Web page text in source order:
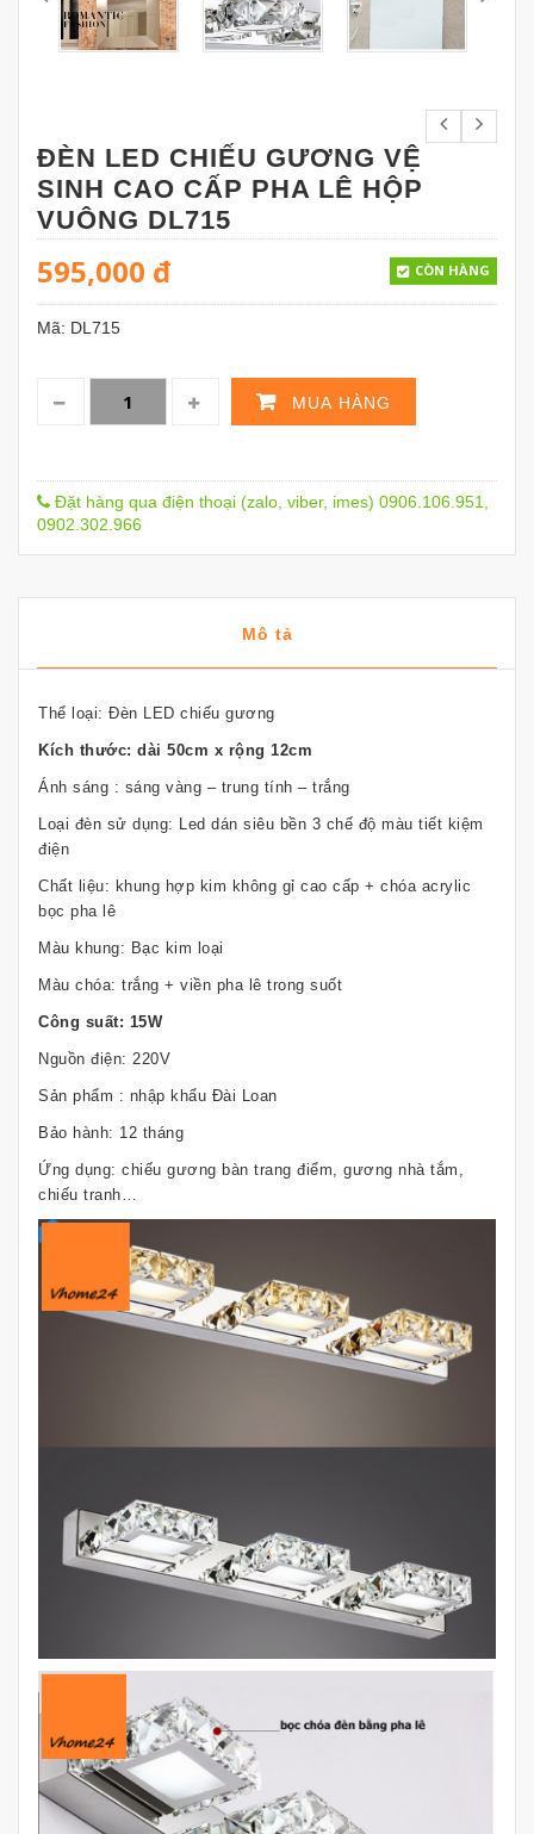
ĐÈN LED CHIẾU GƯƠNG VỆ
SINH CAO CẤP PHA LÊ HỘP
VUÔNG DL715
595,000 đ CÒN HÀNG
Mã: DL715
MUA HÀNG
Đặt hàng qua điện thoại (zalo, viber, imes) 0906.106.951,
0902.302.966
Mô tả
Thể loại: Đèn LED chiếu gương
Kích thước: dài 50cm x rộng 12cm
Ánh sáng : sáng vàng – trung tính – trắng
Loại đèn sử dụng: Led dán siêu bền 3 chế độ màu tiết kiệm
điện
Chất liệu: khung hợp kim không gỉ cao cấp + chóa acrylic
bọc pha lê
Màu khung: Bạc kim loại
Màu chóa: trắng + viền pha lê trong suốt
Công suất: 15W
Nguồn điện: 220V
Sản phẩm : nhập khẩu Đài Loan
Bảo hành: 12 tháng
Ứng dụng: chiếu gương bàn trang điểm, gương nhà tắm,
chiếu tranh…